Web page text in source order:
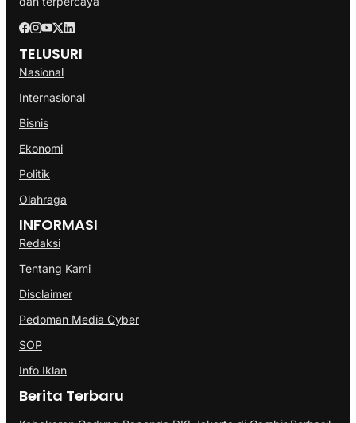
TELUSURI
Nasional
Internasional
Bisnis
Ekonomi
Politik
Olahraga
INFORMASI
Redaksi
Tentang Kami
Disclaimer
Pedoman Media Cyber
SOP
Info Iklan
Berita Terbaru